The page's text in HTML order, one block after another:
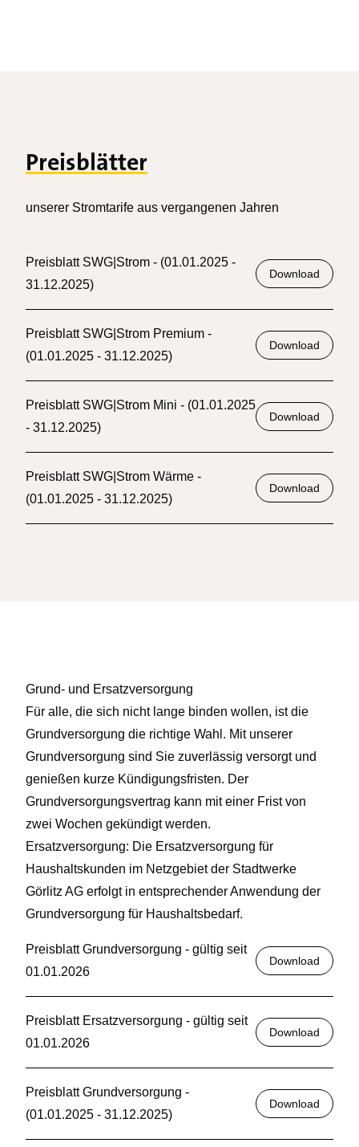
Preisblätter
unserer Stromtarife aus vergangenen Jahren
Preisblatt SWG|Strom - (01.01.2025 -
31.12.2025)
Download
Preisblatt SWG|Strom Premium -
(01.01.2025 - 31.12.2025)
Download
Preisblatt SWG|Strom Mini - (01.01.2025
- 31.12.2025)
Download
Preisblatt SWG|Strom Wärme -
(01.01.2025 - 31.12.2025)
Download
Grund- und Ersatzversorgung
Für alle, die sich nicht lange binden wollen, ist die
Grundversorgung die richtige Wahl. Mit unserer
Grundversorgung sind Sie zuverlässig versorgt und
genießen kurze Kündigungsfristen. Der
Grundversorgungsvertrag kann mit einer Frist von
zwei Wochen gekündigt werden.
Ersatzversorgung: Die Ersatzversorgung für
Haushaltskunden im Netzgebiet der Stadtwerke
Görlitz AG erfolgt in entsprechender Anwendung der
Grundversorgung für Haushaltsbedarf.
Preisblatt Grundversorgung - gültig seit
01.01.2026
Download
Preisblatt Ersatzversorgung - gültig seit
01.01.2026
Download
Preisblatt Grundversorgung -
(01.01.2025 - 31.12.2025)
Download